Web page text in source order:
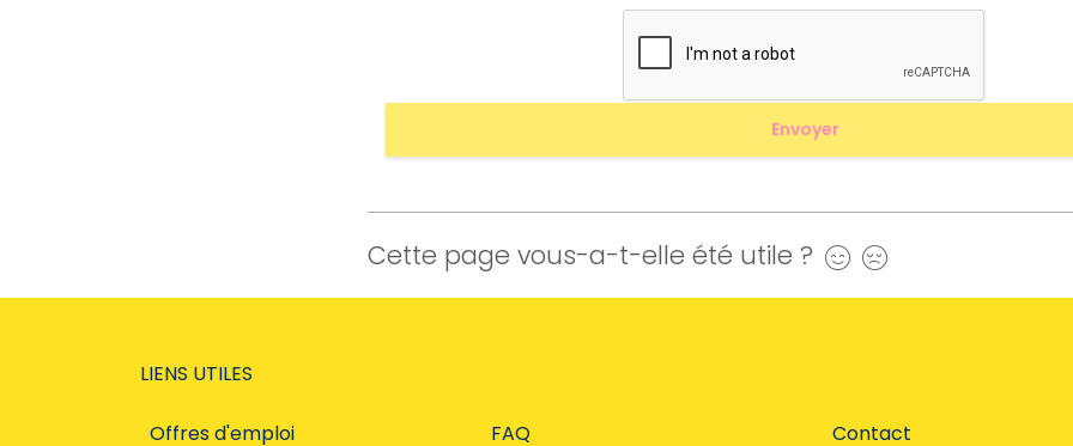
Cette page vous-a-t-elle été utile ? Oui
LIENS UTILES
Offres d'emploi
FAQ
Contact